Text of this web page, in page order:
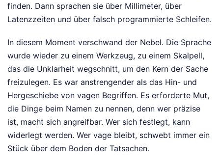
finden. Dann sprachen sie über Millimeter, über
Latenzzeiten und über falsch programmierte Schleifen.
In diesem Moment verschwand der Nebel. Die Sprache
wurde wieder zu einem Werkzeug, zu einem Skalpell,
das die Unklarheit wegschnitt, um den Kern der Sache
freizulegen. Es war anstrengender als das Hin- und
Hergeschiebe von vagen Begriffen. Es erforderte Mut,
die Dinge beim Namen zu nennen, denn wer präzise
ist, macht sich angreifbar. Wer sich festlegt, kann
widerlegt werden. Wer vage bleibt, schwebt immer ein
Stück über dem Boden der Tatsachen.